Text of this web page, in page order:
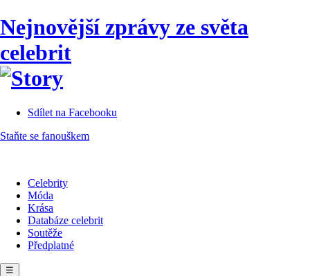
Nejnovější zprávy ze světa
celebrit
Sdílet na Facebooku
Staňte se fanouškem
Celebrity
Móda
Krása
Databáze celebrit
Soutěže
Předplatné
☰